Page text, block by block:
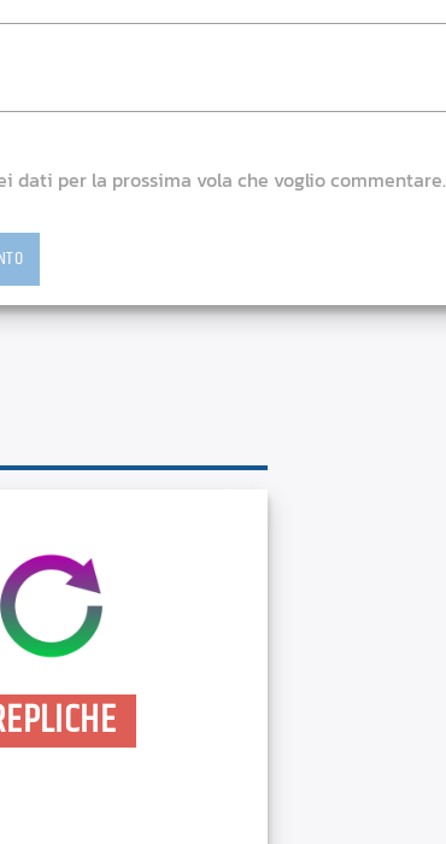
dati per la prossima vola che voglio commentare.